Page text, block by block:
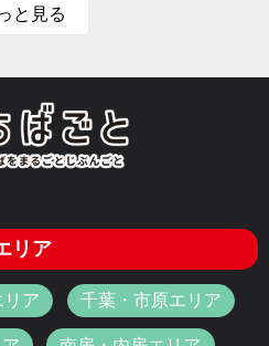
と見る
リア
リア 千葉・市原エリア